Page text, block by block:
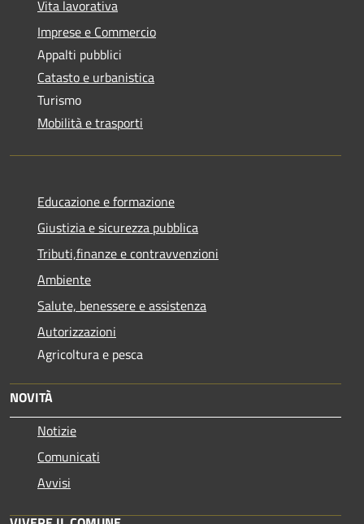
Vita lavorativa
Imprese e Commercio
Appalti pubblici
Catasto e urbanistica
Turismo
Mobilità e trasporti
Educazione e formazione
Giustizia e sicurezza pubblica
Tributi,finanze e contravvenzioni
Ambiente
Salute, benessere e assistenza
Autorizzazioni
Agricoltura e pesca
NOVITÀ
Notizie
Comunicati
Avvisi